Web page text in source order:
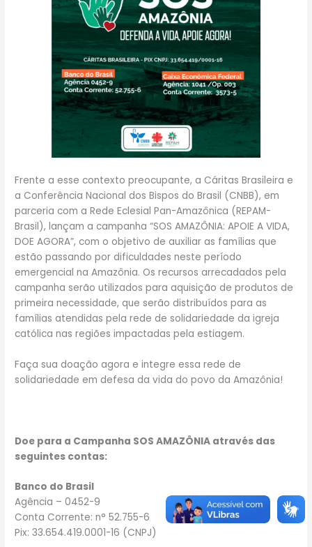
Frente a esse contexto preocupante, a Cáritas Brasileira e
a Conferência Nacional dos Bispos do Brasil (CNBB), em
parceria com a Rede Eclesial Pan-Amazônica (REPAM-
Brasil), lançam a campanha “SOS AMAZÔNIA: APOIE A VIDA,
DOE AGORA”, com o objetivo de auxiliar as famílias que
estão passando por dificuldades neste período
emergencial na Amazônia. Os recursos arrecadados pela
campanha serão utilizados para aquisição de produtos de
primeira necessidade, que serão distribuídos para as
famílias atendidas pela rede de solidariedade da igreja
católica nas regiões impactadas pela estiagem.
Faça sua doação agora e integre essa rede de
solidariedade em defesa da vida do povo da Amazônia!
Doe para a Campanha SOS AMAZÔNIA através das
seguintes contas:
Banco do Brasil
Agência – 0452-9
Conta Corrente: n° 52.755-6
Pix: 33.654.419.0001-16 (CNPJ)